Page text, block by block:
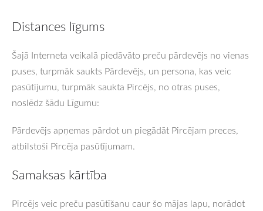
Distances līgums
Šajā Interneta veikalā piedāvāto preču pārdevējs no vienas
puses, turpmāk saukts Pārdevējs, un persona, kas veic
pasūtījumu, turpmāk saukta Pircējs, no otras puses,
noslēdz šādu Līgumu:
Pārdevējs apņemas pārdot un piegādāt Pircējam preces,
atbilstoši Pircēja pasūtījumam.
Samaksas kārtība
Pircējs veic preču pasūtīšanu caur šo mājas lapu, norādot